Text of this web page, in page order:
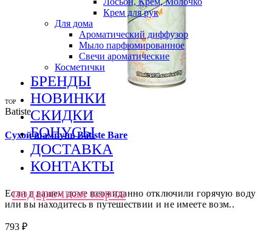
Крем для рук
Для дома
Ароматический диффузор
Мыло парфюмированное
Свечи ароматические
Косметички
БРЕНДЫ
НОВИНКИ
СКИДКИ
БОНУСЫ
ДОСТАВКА
КОНТАКТЫ
подарочная карта
TOP
Batiste
Сухой шампунь Batiste Bare
Если в вашем доме неожиданно отключили горячую воду
или вы находитесь в путешествии и не имеете возм..
793 ₽